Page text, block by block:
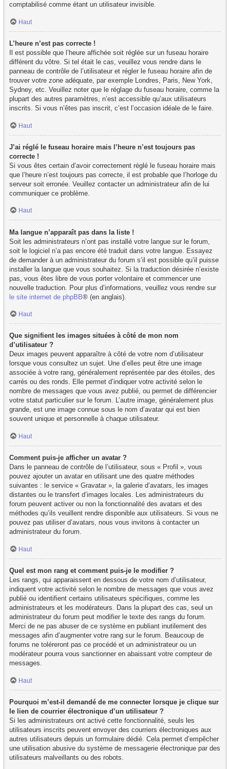
comptabilisé comme étant un utilisateur invisible.
Haut
L’heure n’est pas correcte !
Il est possible que l’heure affichée soit réglée sur un fuseau horaire
différent du vôtre. Si tel était le cas, veuillez vous rendre dans le
panneau de contrôle de l’utilisateur et régler le fuseau horaire afin de
trouver votre zone adéquate, par exemple Londres, Paris, New York,
Sydney, etc. Veuillez noter que le réglage du fuseau horaire, comme la
plupart des autres paramètres, n’est accessible qu’aux utilisateurs
inscrits. Si vous n’êtes pas inscrit, c’est l’occasion idéale de le faire.
Haut
J’ai réglé le fuseau horaire mais l’heure n’est toujours pas
correcte !
Si vous êtes certain d’avoir correctement réglé le fuseau horaire mais
que l’heure n’est toujours pas correcte, il est probable que l’horloge du
serveur soit erronée. Veuillez contacter un administrateur afin de lui
communiquer ce problème.
Haut
Ma langue n’apparaît pas dans la liste !
Soit les administrateurs n’ont pas installé votre langue sur le forum,
soit le logiciel n’a pas encore été traduit dans votre langue. Essayez
de demander à un administrateur du forum s’il est possible qu’il puisse
installer la langue que vous souhaitez. Si la traduction désirée n’existe
pas, vous êtes libre de vous porter volontaire et commencer une
nouvelle traduction. Pour plus d’informations, veuillez vous rendre sur
le site internet de phpBB® (en anglais).
Haut
Que signifient les images situées à côté de mon nom
d’utilisateur ?
Deux images peuvent apparaître à côté de votre nom d’utilisateur
lorsque vous consultez un sujet. Une d’elles peut être une image
associée à votre rang, généralement représentée par des étoiles, des
carrés ou des ronds. Elle permet d’indiquer votre activité selon le
nombre de messages que vous avez publié, ou permet de différencier
votre statut particulier sur le forum. L’autre image, généralement plus
grande, est une image connue sous le nom d’avatar qui est bien
souvent unique et personnelle à chaque utilisateur.
Haut
Comment puis-je afficher un avatar ?
Dans le panneau de contrôle de l’utilisateur, sous « Profil », vous
pouvez ajouter un avatar en utilisant une des quatre méthodes
suivantes : le service « Gravatar », la galerie d’avatars, les images
distantes ou le transfert d’images locales. Les administrateurs du
forum peuvent activer ou non la fonctionnalité des avatars et des
méthodes qu’ils veuillent rendre disponible aux utilisateurs. Si vous ne
pouvez pas utiliser d’avatars, nous vous invitons à contacter un
administrateur du forum.
Haut
Quel est mon rang et comment puis-je le modifier ?
Les rangs, qui apparaissent en dessous de votre nom d’utilisateur,
indiquent votre activité selon le nombre de messages que vous avez
publié ou identifient certains utilisateurs spécifiques, comme les
administrateurs et les modérateurs. Dans la plupart des cas, seul un
administrateur du forum peut modifier le texte des rangs du forum.
Merci de ne pas abuser de ce système en publiant inutilement des
messages afin d’augmenter votre rang sur le forum. Beaucoup de
forums ne toléreront pas ce procédé et un administrateur ou un
modérateur pourra vous sanctionner en abaissant votre compteur de
messages.
Haut
Pourquoi m’est-il demandé de me connecter lorsque je clique sur
le lien de courrier électronique d’un utilisateur ?
Si les administrateurs ont activé cette fonctionnalité, seuls les
utilisateurs inscrits peuvent envoyer des courriers électroniques aux
autres utilisateurs depuis un formulaire dédié. Cela permet d’empêcher
une utilisation abusive du système de messagerie électronique par des
utilisateurs malveillants ou des robots.